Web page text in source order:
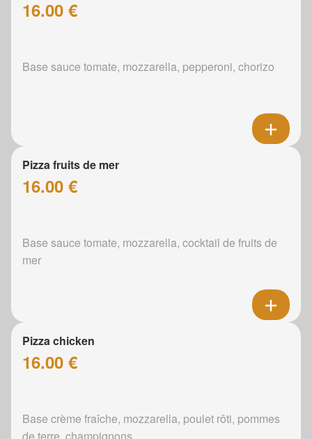
16.00 €
Base sauce tomate, mozzarella, pepperoni, chorizo
Pizza fruits de mer
16.00 €
Base sauce tomate, mozzarella, cocktail de fruits de
mer
Pizza chicken
16.00 €
Base crème fraîche, mozzarella, poulet rôti, pommes